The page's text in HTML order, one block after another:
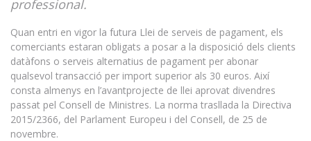
professional.
Quan entri en vigor la futura Llei de serveis de pagament, els
comerciants estaran obligats a posar a la disposició dels clients
datàfons o serveis alternatius de pagament per abonar
qualsevol transacció per import superior als 30 euros. Així
consta almenys en l’avantprojecte de llei aprovat divendres
passat pel Consell de Ministres. La norma trasllada la Directiva
2015/2366, del Parlament Europeu i del Consell, de 25 de
novembre.